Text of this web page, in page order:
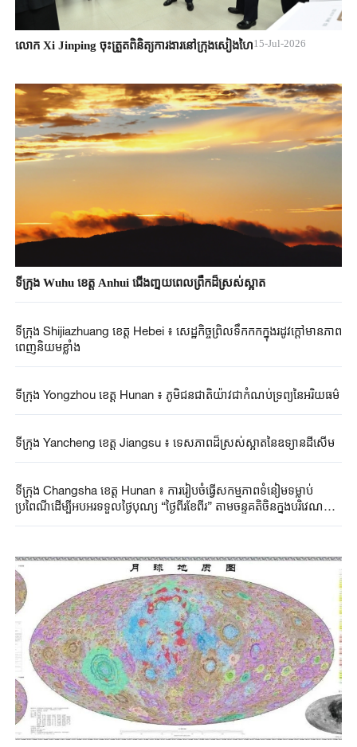
លោក Xi Jinping ចុះត្រួតពិនិត្យការងារនៅក្រុងសៀងហៃ15-Jul-2026
ទីក្រុង Wuhu ខេត្ត Anhui ជើងពា្នយ​ពេលព្រឹកដ៏ស្រស់ស្អាត
ទីក្រុង Shijiazhuang ខេត្ត Hebei ៖ ​សេដ្ឋកិច្ចព្រិល​ទឹកកកក្នុងរដូវក្តៅមានភាព​
ពេញ​និយម​ខ្លាំង​
ទីក្រុង Yongzhou ខេត្ត Hunan ៖ ភូមិជនជាតិយ៉ាវជាកំណប់ទ្រព្យនៃអរិយធម៌
ទីក្រុង Yancheng ខេត្ត Jiangsu ៖ ទេសភាពដ៏ស្រស់ស្អាតនៃ​ឧទ្យានដីសើម
ទីក្រុង Changsha ខេត្ត Hunan ៖ ការរៀបចំធ្វើសកម្មភាពទំនៀមទម្លាប់
ប្រពៃណីដើម្បីអបអរទទួលថ្ងៃបុណ្យ “ថ្ងៃពីរខែពីរ” តាមចន្ទគតិចិនក្នុងបរិវេណ